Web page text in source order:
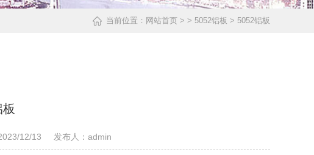
当前位置： 网站首页 > > 5052铝板 > 5052铝板
12/13 发布人：admin